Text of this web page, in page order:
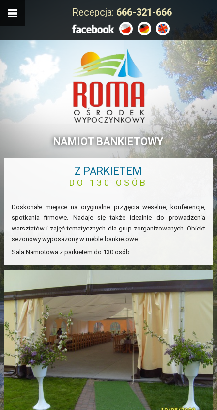
×
Recepcja: 666-321-666
NAMIOT BANKIETOWY
Z PARKIETEM
DO 130 OSÓB
Doskonałe miejsce na oryginalne przyjęcia weselne, konferencje,
spotkania firmowe. Nadaje się także idealnie do prowadzenia
warsztatów i zajęć tematycznych dla grup zorganizowanych. Obiekt
sezonowy wyposażony w meble bankietowe.
Sala Namiotowa z parkietem do 130 osób.